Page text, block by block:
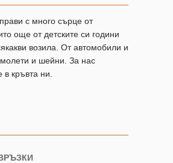
с много сърце от
още от детските си години
возила. От автомобили и
и шейни. За нас
кръвта ни.